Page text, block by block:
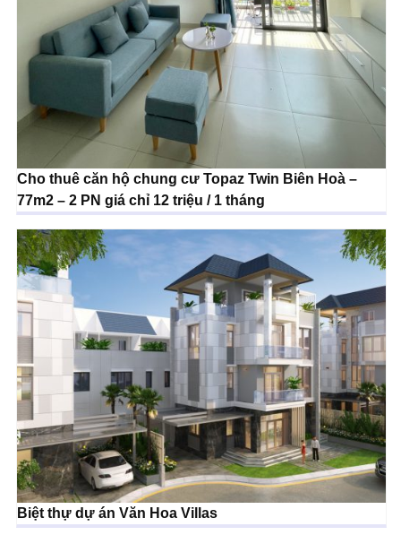
Cho thuê căn hộ chung cư Topaz Twin Biên Hoà –
77m2 – 2 PN giá chỉ 12 triệu / 1 tháng
Biệt thự dự án Văn Hoa Villas